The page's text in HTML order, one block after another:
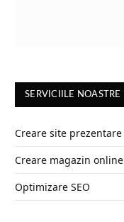
SERVICIILE NOASTRE
Creare site prezentare
Creare magazin online
Optimizare SEO